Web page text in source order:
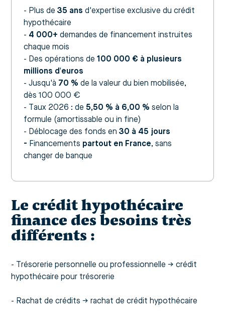
- Plus de35 ans d'expertise exclusive du crédit
hypothécaire
- 4 000+ demandes de financement instruites
chaque mois
- Des opérations de100 000 € à plusieurs
millions d'euros
- Jusqu'à 70 % de la valeur du bien mobilisée,
dès 100 000 €
- Taux 2026 : de5,50 % à 6,00 % selon la
formule (amortissable ou in fine)
- Déblocage des fonds en30 à 45 jours
- Financements partout en France, sans
changer de banque
Le crédit hypothécaire
finance des besoins très
différents :
- Trésorerie personnelle ou professionnelle →crédit
hypothécaire pour trésorerie
- Rachat de crédits →rachat de crédit hypothécaire